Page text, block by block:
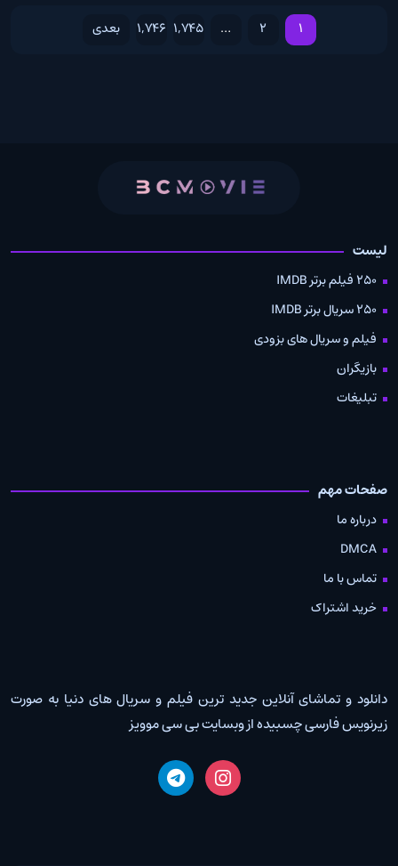
1
2
…
1,745
1,746 بعدی
لیست
250 فیلم برتر IMDB
250 سریال برتر IMDB
فیلم و سریال های بزودی
بازیگران
تبلیغات
صفحات مهم
درباره ما
DMCA
تماس با ما
خرید اشتراک
دانلود و تماشای آنلاین جدید ترین فیلم و سریال های دنیا به صورت
زیرنویس فارسی چسبیده از وبسایت بی سی موویز